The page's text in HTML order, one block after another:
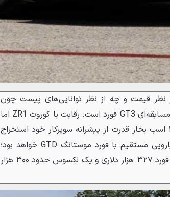
قیمت و چه از نظر توانایی‌های پیست چون
موستانگ GTD هم نسخه‌ای خیابانی از خودروی مسابقه‌ای GT3 فورد است. رقابت با کوروت ZR1 اما
دشوارتر است زیرا لکسوس باید بتواند حدود ۱۰۰۰ اسب بخار قدرت از پیشرانه سوپرکار خود استخراج
کند و در غیر این صورت، رقابتش محدود به رویارویی مستقیم با فورد موستانگ GTD خواهد بود؛
بنابراین، اگر این اتفاق بیفتد و قرار باشد بین یک فورد ۳۲۷ هزار دلاری و یک لکسوس حدود ۳۰۰ هزار